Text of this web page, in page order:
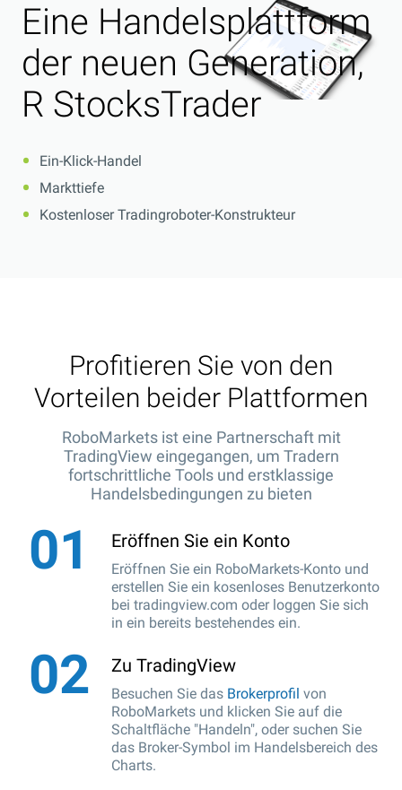
Eine Handelsplattform
der neuen Generation,
R StocksTrader
Ein-Klick-Handel
Markttiefe
Kostenloser Tradingroboter-Konstrukteur
Profitieren Sie von den
Vorteilen beider Plattformen
RoboMarkets ist eine Partnerschaft mit
TradingView eingegangen, um Tradern
fortschrittliche Tools und erstklassige
Handelsbedingungen zu bieten
Eröffnen Sie ein Konto
Eröffnen Sie ein RoboMarkets-Konto und
erstellen Sie ein kosenloses Benutzerkonto
bei tradingview.com oder loggen Sie sich
in ein bereits bestehendes ein.
Zu TradingView
Besuchen Sie das Brokerprofil von
RoboMarkets und klicken Sie auf die
Schaltfläche "Handeln", oder suchen Sie
das Broker-Symbol im Handelsbereich des
Charts.